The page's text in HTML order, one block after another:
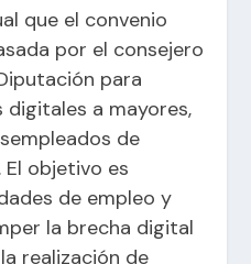
que el convenio
por el consejero
para
a mayores,
de
objetivo es
de empleo y
la brecha digital
realización de